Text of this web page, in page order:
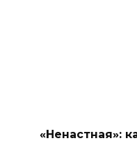
«Ненастная»: